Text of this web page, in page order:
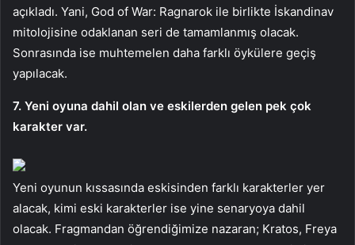
açıkladı. Yani, God of War: Ragnarok ile birlikte İskandinav
mitolojisine odaklanan seri de tamamlanmış olacak.
Sonrasında ise muhtemelen daha farklı öykülere geçiş
yapılacak.
7. Yeni oyuna dahil olan ve eskilerden gelen pek çok
karakter var.
Yeni oyunun kıssasında eskisinden farklı karakterler yer
alacak, kimi eski karakterler ise yine senaryoya dahil
olacak. Fragmandan öğrendiğimize nazaran; Kratos, Freya